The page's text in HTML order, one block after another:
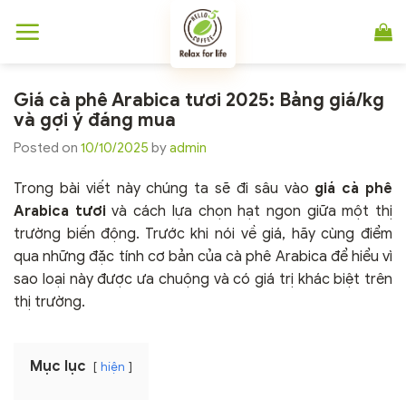
đến
Giá cà phê Arabica tươi 2025: Bảng giá/kg
và gợi ý đáng mua
Posted on 10/10/2025 byadmin
Trong bài viết này chúng ta sẽ đi sâu vào giá cà phê
Arabica tươi và cách lựa chọn hạt ngon giữa một thị
trường biến động. Trước khi nói về giá, hãy cùng điểm
qua những đặc tính cơ bản của cà phê Arabica để hiểu vì
sao loại này được ưa chuộng và có giá trị khác biệt trên
thị trường.
Mục lục hiện